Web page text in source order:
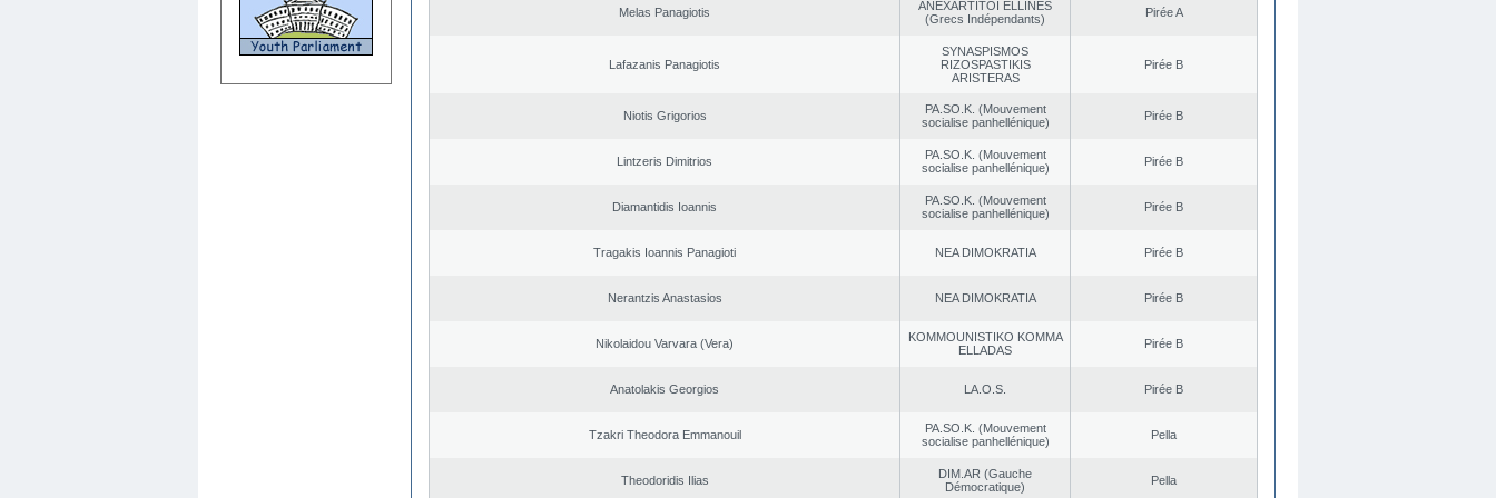
Melas Panagiotis
ANEXARTITOI ELLINES
(Grecs Indépendants)
Pirée A
Lafazanis Panagiotis
SYNASPISMOS
RIZOSPASTIKIS
ARISTERAS
Pirée B
Niotis Grigorios
PA.SO.K. (Mouvement
socialise panhellénique)
Pirée B
Lintzeris Dimitrios
PA.SO.K. (Mouvement
socialise panhellénique)
Pirée B
Diamantidis Ioannis
PA.SO.K. (Mouvement
socialise panhellénique)
Pirée B
Tragakis Ioannis Panagioti NEA DΙMOKRATIA Pirée B
Nerantzis Anastasios NEA DΙMOKRATIA Pirée B
Nikolaidou Varvara (Vera)
KOMMOUNISTIKO KOMMA
ELLADAS
Pirée B
Anatolakis Georgios LA.O.S. Pirée B
Tzakri Theodora Emmanouil
PA.SO.K. (Mouvement
socialise panhellénique)
Pella
Theodoridis Ilias
DIM.AR (Gauche
Démocratique)
Pella